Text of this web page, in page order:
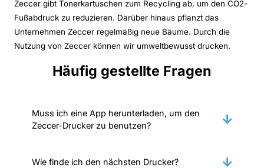
Zeccer gibt Tonerkartuschen zum Recycling ab, um den CO2-
Fußabdruck zu reduzieren. Darüber hinaus pflanzt das
Unternehmen Zeccer regelmäßig neue Bäume. Durch die
Nutzung von Zeccer können wir umweltbewusst drucken.
Häufig gestellte Fragen
Muss ich eine App herunterladen, um den
Zeccer-Drucker zu benutzen?
Wie finde ich den nächsten Drucker?